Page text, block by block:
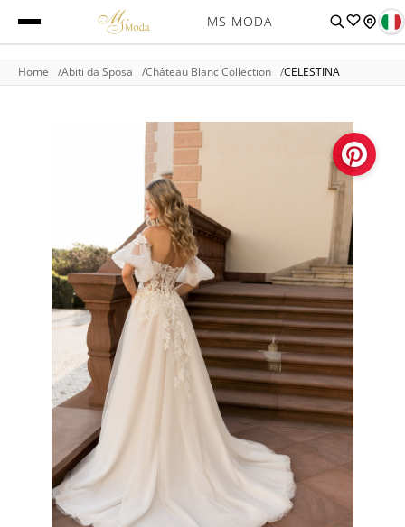
MS MODA
Home Abiti da Sposa Château Blanc Collection CELESTINA